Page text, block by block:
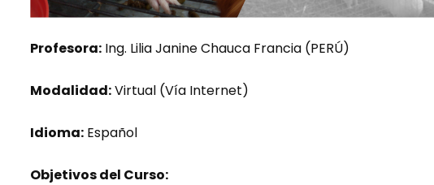
Profesora: Ing. Lilia Janine Chauca Francia (PERÚ)
Modalidad:Virtual (Vía Internet)
Idioma: Español
Objetivos del Curso: